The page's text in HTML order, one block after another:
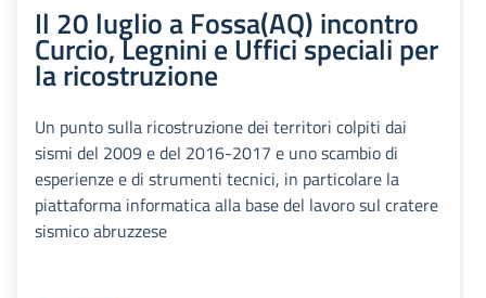
Il 20 luglio a Fossa(AQ) incontro
Curcio, Legnini e Uffici speciali per
la ricostruzione
Un punto sulla ricostruzione dei territori colpiti dai
sismi del 2009 e del 2016-2017 e uno scambio di
esperienze e di strumenti tecnici, in particolare la
piattaforma informatica alla base del lavoro sul cratere
sismico abruzzese